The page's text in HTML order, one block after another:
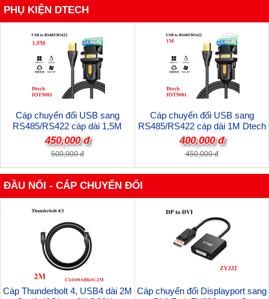
PHỤ KIỆN DTECH
Cáp chuyển đổi USB sang
RS485/RS422 cáp dài 1,5M
Dtech IOT5081 cao cấp
450,000 đ
500,000 đ
Cáp chuyển đổi USB sang
RS485/RS422 cáp dài 1M Dtech
IOT5081 cao cấp
400,000 đ
450,000 đ
ĐẦU NỐI - CÁP CHUYỂN ĐỔI
Cáp Thunderbolt 4, USB4 dài 2M Cáp chuyển đổi Displayport sang